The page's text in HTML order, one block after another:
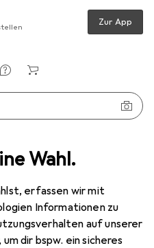
Wahl.
erfassen wir mit
Informationen zu
auf unserer
dir bspw. ein sicheres
Zur App
neue Akku war nach einem Jahr w...
Akku Active